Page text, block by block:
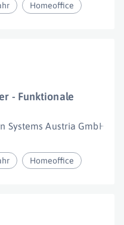
Homeoffice
- Funktionale
Systems Austria GmbH
Homeoffice